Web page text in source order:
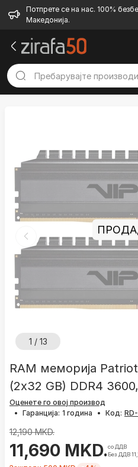
Потпрете се на нас. 100%
Македонија.
1 / 13
RAM меморија
(2x32 GB) DDR4
Оценете го овој производ
• Гаранција: 1 година • Код:
12,190 MKD.
11,690 MKD.со ДДВ
Без ДДВ